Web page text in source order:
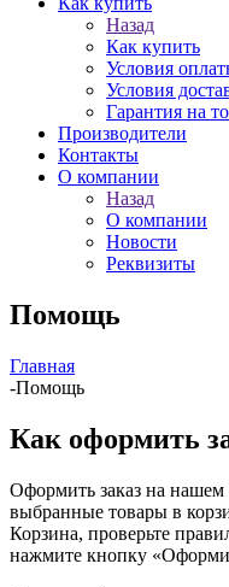
Назад
Как купить
Условия
Условия
Гарантия на
Производители
Контакты
О компании
Назад
О компании
Новости
Реквизиты
Помощь
Главная
-Помощь
Как оформить
Оформить заказ на нашем
выбранные товары в
Корзина, проверьте
нажмите кнопку